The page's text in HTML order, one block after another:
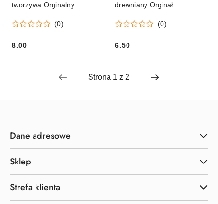
tworzywa Orginalny
(0)
Cena:
8.00
drewniany Orginał
(0)
Cena:
6.50
Dane adresowe
Sklep
Strefa klienta